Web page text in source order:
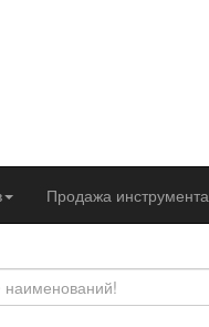
Продажа инструмента